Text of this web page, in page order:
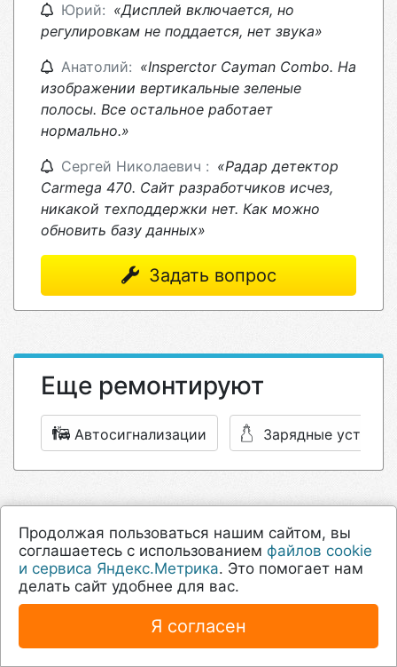
Юрий: «Дисплей включается, но
регулировкам не поддается, нет звука»
Анатолий: «Insperctor Cayman Combo. На
изображении вертикальные зеленые
полосы. Все остальное работает
нормально.»
Сергей Николаевич : «Радар детектор
Carmega 470. Сайт разработчиков исчез,
никакой техподдержки нет. Как можно
обновить базу данных»
Задать вопрос
Еще ремонтируют
Автосигнализации Зарядные
isFix — качественныйремонт техники в
сервисных центрах Москвы
Выбирайте сервисный центр ориентируясь на
Продолжая пользоваться нашим сайтом, вы
соглашаетесь с использованием файлов cookie
и сервиса Яндекс.Метрика. Это помогает нам
делать сайт удобнее для вас.
Я согласен